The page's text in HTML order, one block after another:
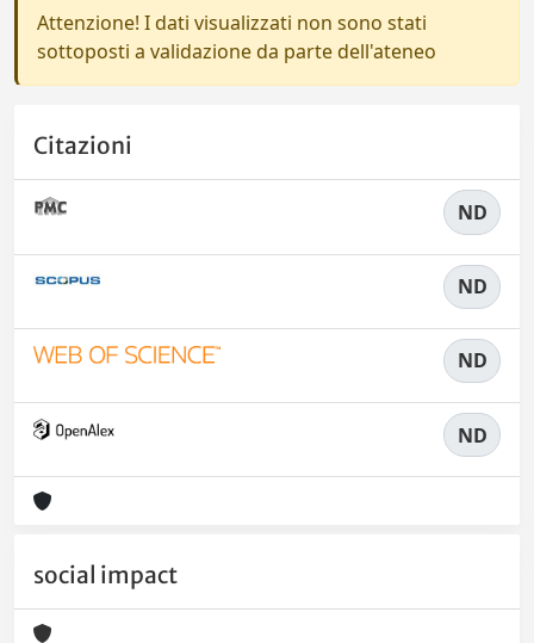
Attenzione! I dati visualizzati non sono stati
sottoposti a validazione da parte dell'ateneo
Citazioni
ND
ND
ND
ND
social impact